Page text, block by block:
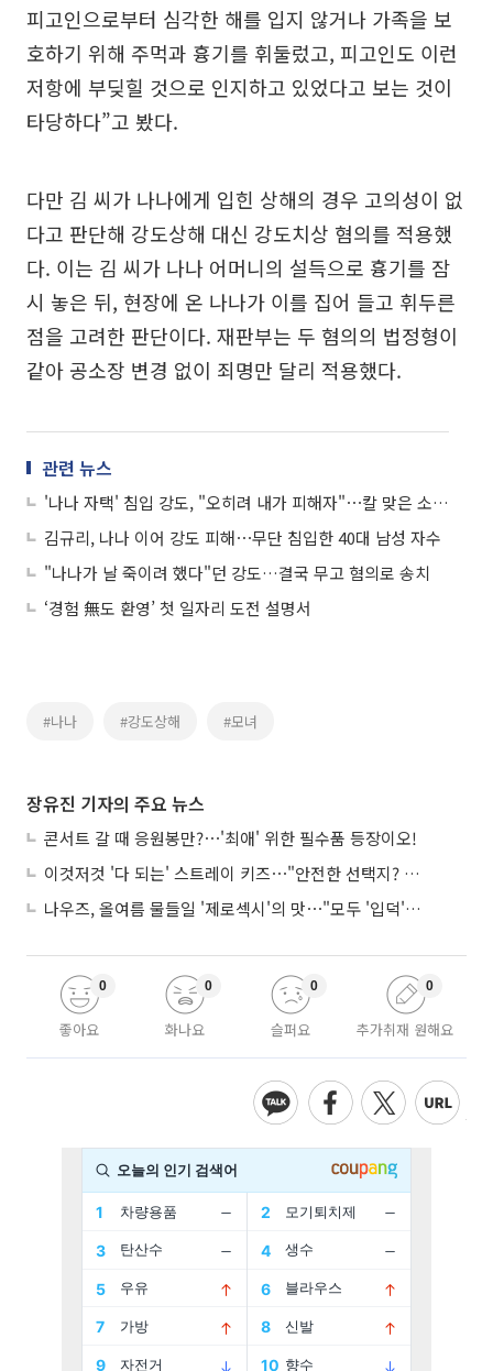
피고인으로부터 심각한 해를 입지 않거나 가족을 보
호하기 위해 주먹과 흉기를 휘둘렀고, 피고인도 이런
저항에 부딪힐 것으로 인지하고 있었다고 보는 것이
타당하다”고 봤다.
다만 김 씨가 나나에게 입힌 상해의 경우 고의성이 없
다고 판단해 강도상해 대신 강도치상 혐의를 적용했
다. 이는 김 씨가 나나 어머니의 설득으로 흉기를 잠
시 놓은 뒤, 현장에 온 나나가 이를 집어 들고 휘두른
점을 고려한 판단이다. 재판부는 두 혐의의 법정형이
같아 공소장 변경 없이 죄명만 달리 적용했다.
관련 뉴스
'나나 자택' 침입 강도, "오히려 내가 피해자"⋯칼 맞은 소견서 제출 예고
김규리, 나나 이어 강도 피해⋯무단 침입한 40대 남성 자수
"나나가 날 죽이려 했다"던 강도…결국 무고 혐의로 송치
‘경험 無도 환영’ 첫 일자리 도전 설명서
#나나 #강도상해 #모녀
장유진 기자의 주요 뉴스
콘서트 갈 때 응원봉만?⋯'최애' 위한 필수품 등장이오!
이것저것 '다 되는' 스트레이 키즈⋯"안전한 선택지? 도전이 재밌죠"
나우즈, 올여름 물들일 '제로섹시'의 맛⋯"모두 '입덕'시킬 것"
좋아요
0
화나요
0
슬퍼요
0
추가취재 원해요
0